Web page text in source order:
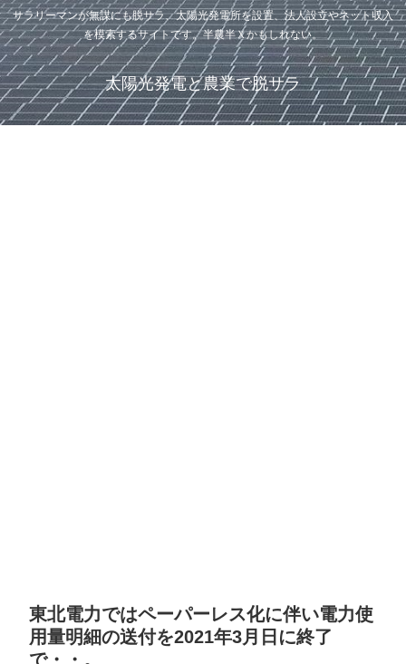
サラリーマンが無謀にも脱サラ、太陽光発電所を設置、法人設立やネット収入
を模索するサイトです。半農半Ｘかもしれない。
太陽光発電と農業で脱サラ
東北電力ではペーパーレス化に伴い電力使
用量明細の送付を2021年3月日に終了
で・・。